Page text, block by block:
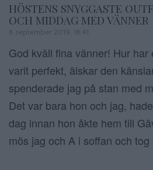
HÖSTENS SNYGGASTE
OCH MIDDAG MED VÄNNER
8 september 2019, 18:41
God kväll fina vänner! Hur
varit perfekt, älskar den
spenderade jag på stan med
Det var bara hon och jag,
dag innan hon åkte hem till
mös jag och A i soffan och